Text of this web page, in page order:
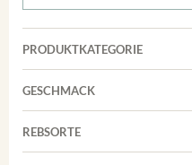
PRODUKTKATEGORIE
Cuvées
Rotwein
GESCHMACK
Trocken
REBSORTE
Chardonnay